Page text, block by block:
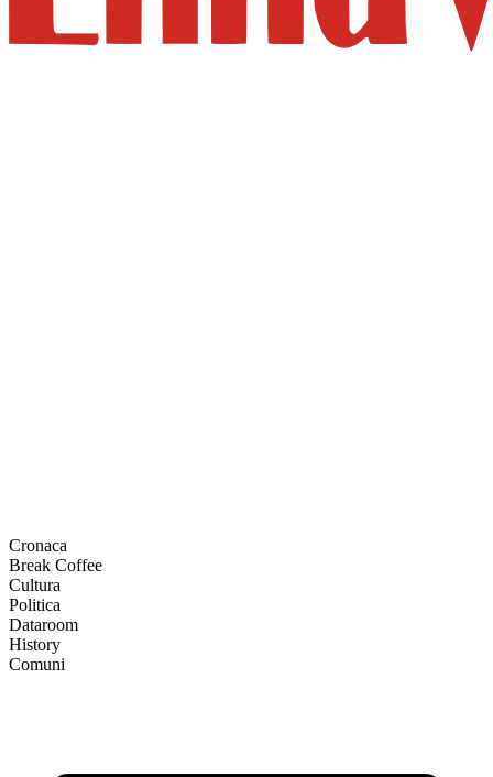
Cronaca
Break Coffee
Cultura
Politica
Dataroom
History
Comuni